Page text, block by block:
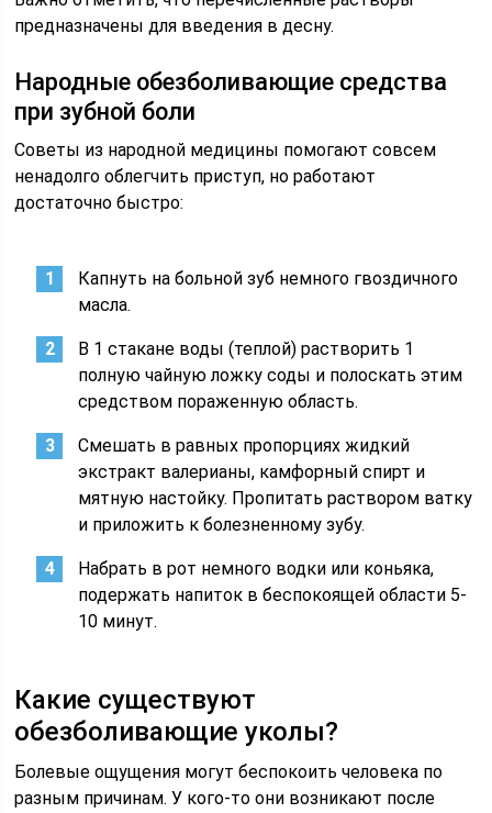
предназначены для введения в десну.
Народные обезболивающие средства
при зубной боли
Советы из народной медицины помогают совсем
ненадолго облегчить приступ, но работают
достаточно быстро:
Капнуть на больной зуб немного гвоздичного
масла.
В 1 стакане воды (теплой) растворить 1
полную чайную ложку соды и полоскать этим
средством пораженную область.
Смешать в равных пропорциях жидкий
экстракт валерианы, камфорный спирт и
мятную настойку. Пропитать раствором ватку
и приложить к болезненному зубу.
Набрать в рот немного водки или коньяка,
подержать напиток в беспокоящей области 5-
10 минут.
Какие существуют
обезболивающие уколы?
Болевые ощущения могут беспокоить человека по
разным причинам. У кого-то они возникают после